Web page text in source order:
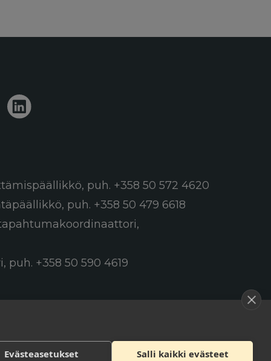
puh. +358 50 572 4620
puh. +358 50 479 6618
puh. +358 50 590 4619
Evästeasetukset Salli kaikki evästeet